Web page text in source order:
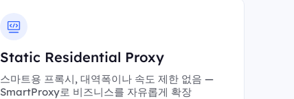
Static Residential Proxy
스마트용 프록시, 대역폭이나 속도 제한 없음 —
SmartProxy로 비즈니스를 자유롭게 확장